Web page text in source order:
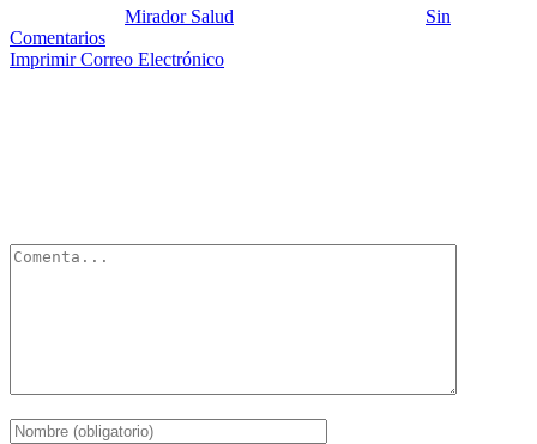
Mirador Salud
Sin
Comentarios
Imprimir Correo Electrónico